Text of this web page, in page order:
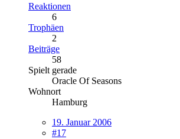
Reaktionen
6
Trophäen
2
Beiträge
58
Spielt gerade
Oracle Of Seasons
Wohnort
Hamburg
19. Januar 2006
#17